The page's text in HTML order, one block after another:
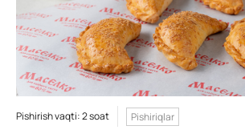
Pishirish vaqti: 2 soat Pishiriqlar